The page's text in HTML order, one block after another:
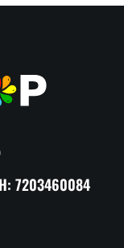
7203460084